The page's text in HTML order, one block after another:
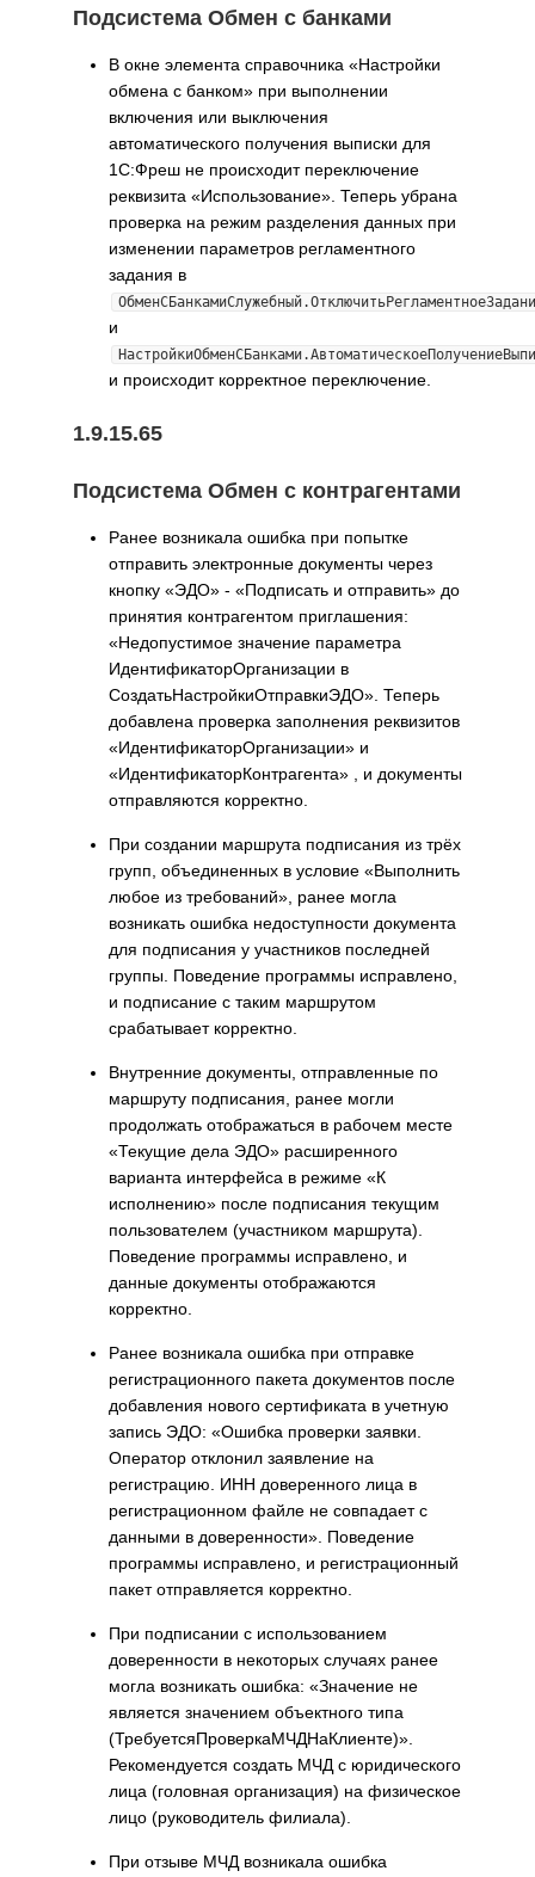
Подсистема Обмен с банками
В окне элемента справочника «Настройки
обмена с банком» при выполнении
включения или выключения
автоматического получения выписки для
1С:Фреш не происходит переключение
реквизита «Использование». Теперь убрана
проверка на режим разделения данных при
изменении параметров регламентного
задания в
и
и происходит корректное переключение.
1.9.15.65
Подсистема Обмен с контрагентами
Ранее возникала ошибка при попытке
отправить электронные документы через
кнопку «ЭДО» - «Подписать и отправить» до
принятия контрагентом приглашения:
«Недопустимое значение параметра
ИдентификаторОрганизации в
СоздатьНастройкиОтправкиЭДО». Теперь
добавлена проверка заполнения реквизитов
«ИдентификаторОрганизации» и
«ИдентификаторКонтрагента» , и документы
отправляются корректно.
При создании маршрута подписания из трёх
групп, объединенных в условие «Выполнить
любое из требований», ранее могла
возникать ошибка недоступности документа
для подписания у участников последней
группы. Поведение программы исправлено,
и подписание с таким маршрутом
срабатывает корректно.
Внутренние документы, отправленные по
маршруту подписания, ранее могли
продолжать отображаться в рабочем месте
«Текущие дела ЭДО» расширенного
варианта интерфейса в режиме «К
исполнению» после подписания текущим
пользователем (участником маршрута).
Поведение программы исправлено, и
данные документы отображаются
корректно.
Ранее возникала ошибка при отправке
регистрационного пакета документов после
добавления нового сертификата в учетную
запись ЭДО: «Ошибка проверки заявки.
Оператор отклонил заявление на
регистрацию. ИНН доверенного лица в
регистрационном файле не совпадает с
данными в доверенности». Поведение
программы исправлено, и регистрационный
пакет отправляется корректно.
При подписании с использованием
доверенности в некоторых случаях ранее
могла возникать ошибка: «Значение не
является значением объектного типа
(ТребуетсяПроверкаМЧДНаКлиенте)».
Рекомендуется создать МЧД с юридического
лица (головная организация) на физическое
лицо (руководитель филиала).
При отзыве МЧД возникала ошибка